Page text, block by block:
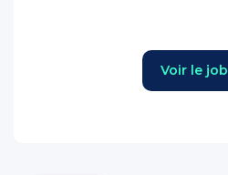
Voir le job